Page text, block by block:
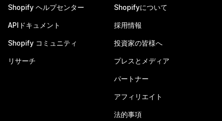
Shopify ヘルプセンター
APIドキュメント
Shopify コミュニティ
リサーチ
Shopifyについて
採用情報
投資家の皆様へ
プレスとメディア
パートナー
アフィリエイト
法的事項